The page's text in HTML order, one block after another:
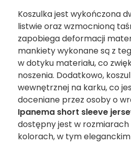
Koszulka jest wykończona
listwie oraz wzmocnioną
zapobiega deformacji
mankiety wykonane są z
w dotyku materiału, co
noszenia. Dodatkowo,
wewnętrznej na karku, co
doceniane przez osoby o
Ipanema short sleeve
dostępny jest w rozmiarach
kolorach, w tym